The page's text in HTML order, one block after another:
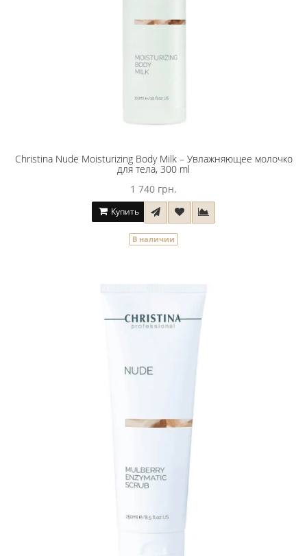
Christina Nude Moisturizing Body Milk – Увлажняющее молочко
для тела, 300 ml
1 740 грн.
Купить
В наличии